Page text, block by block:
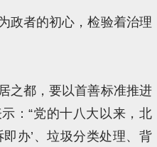
政者的初心，检验着治理
之都，要以首善标准推进
：“党的十八大以来，北
办’、垃圾分类处理、背